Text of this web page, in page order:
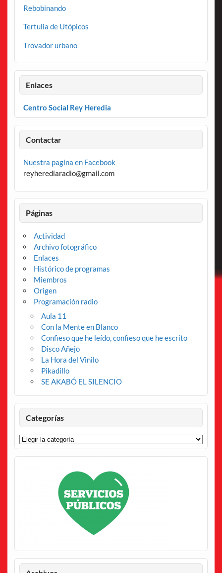
Rebobinando
Tertulia de Utópicos
Trovador urbano
Enlaces
Centro Social Rey Heredia
Contactar
Nuestra pagina en Facebook
reyherediaradio@gmail.com
Páginas
Actividad
Archivo fotográfico
Enlaces
Histórico de programas
Miembros
Origen
Programación radio
Aula 11
Con la Mente en Blanco
Confieso que he leído, confieso que he escrito
Disco Añejo
La Hora del Vinilo
Pikadillo
SE AKABÓ EL SILENCIO
Categorías
Categorías